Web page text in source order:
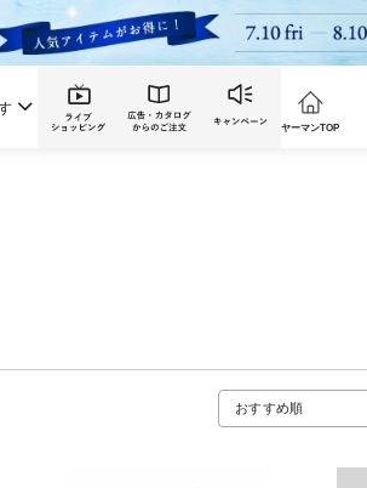
ヤーマンTOP
おすすめ順